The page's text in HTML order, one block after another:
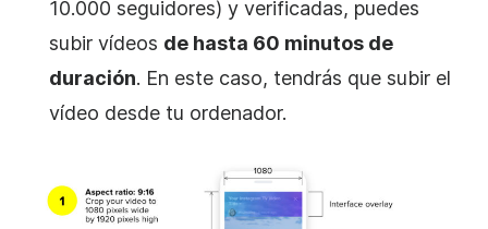
10.000 seguidores) y verificadas, puedes
subir vídeos de hasta 60 minutos de
duración. En este caso, tendrás que subir el
vídeo desde tu ordenador.